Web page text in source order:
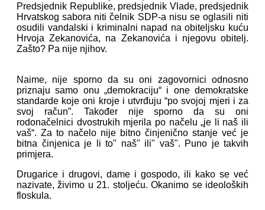
Predsjednik Republike, predsjednik Vlade, predsjednik
Hrvatskog sabora niti čelnik SDP-a nisu se oglasili niti
osudili vandalski i kriminalni napad na obiteljsku kuću
Hrvoja Zekanovića, na Zekanovića i njegovu obitelj.
Zašto? Pa nije njihov.
Naime, nije sporno da su oni zagovornici odnosno
priznaju samo onu „demokraciju“ i one demokratske
standarde koje oni kroje i utvrđuju “po svojoj mjeri i za
svoj račun”. Također nije sporno da su oni
rodonačelnici dvostrukih mjerila po načelu „je li naš ili
vaš“. Za to načelo nije bitno činjenično stanje već je
bitna činjenica je li to" naš" ili" vaš". Puno je takvih
primjera.
Drugarice i drugovi, dame i gospodo, ili kako se već
nazivate, živimo u 21. stoljeću. Okanimo se ideoloških
floskula.